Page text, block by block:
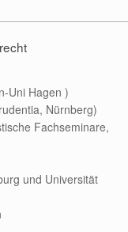
Uni Hagen )
Nürnberg)
Fachseminare,
und Universität